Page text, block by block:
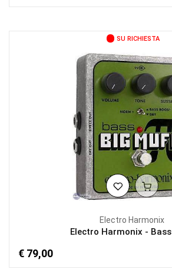
SU RICHIESTA
Electro Harmonix
Electro Harmonix -
€ 79,00